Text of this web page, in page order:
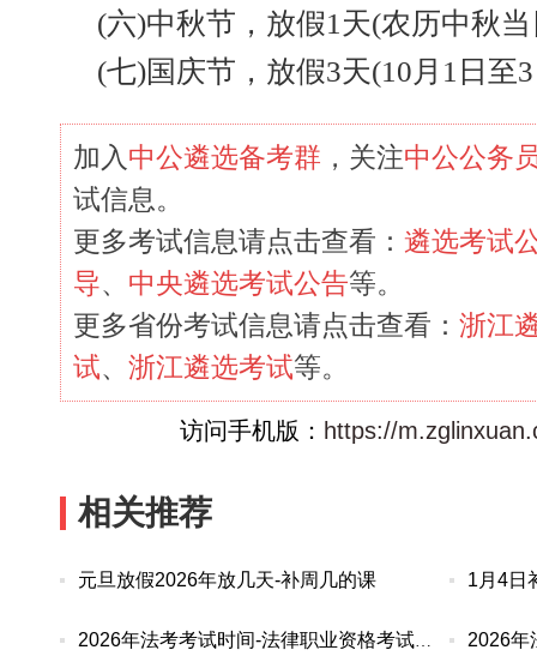
(六)中秋节，放假1天(农历中秋
(七)国庆节，放假3天(10月1日至
加入 中公遴选备考群 ，关注中公公务
试信息。
更多考试信息请点击查看： 遴选考试
导、 中央遴选考试公告等。
更多省份考试信息请点击查看： 浙江
试、 浙江遴选考试等。
访问手机版： https://
相关推荐
元旦放假2026年放几天-补周几的课 1月4日
2026年法考考试时间-法律职业资格考试报名条件 2026年